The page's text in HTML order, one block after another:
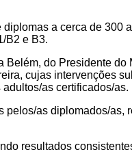
a cerca de 300
B2 e B3.
do Presidente
cujas intervenções
as certificados/as.
as diplomados/as,
resultados